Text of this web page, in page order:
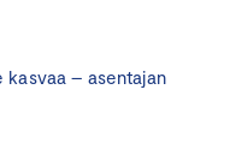
kasvaa – asentajan